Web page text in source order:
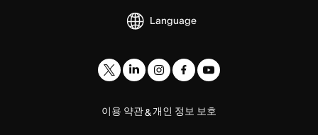
Language
이용 약관&개인 정보 보호